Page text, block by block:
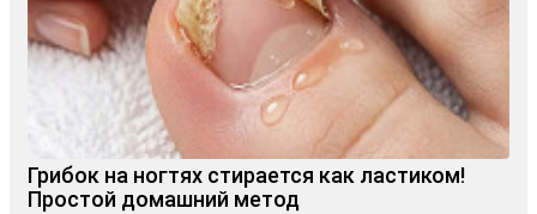
Грибок на ногтях стирается как ластиком!
Простой домашний метод